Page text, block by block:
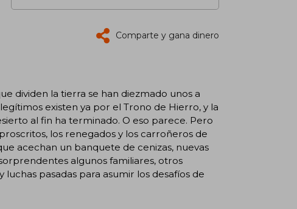
Comparte y gana dinero
dividen la tierra se han diezmado unos a
existen ya por el Trono de Hierro, y la
al fin ha terminado. O eso parece. Pero
los renegados y los carroñeros de
acechan un banquete de cenizas, nuevas
algunos familiares, otros
pasadas para asumir los desafíos de